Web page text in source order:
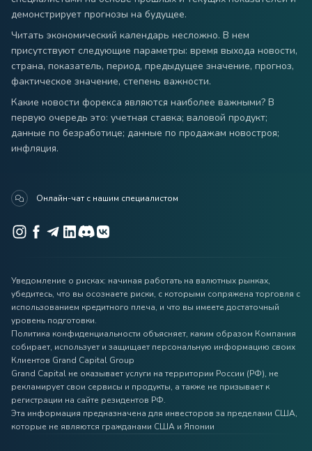
демонстрирует прогнозы на будущее.
Читать экономический календарь несложно. В нем
присутствуют следующие параметры: время выхода новости,
страна, показатель, период, предыдущее значение, прогноз,
фактическое значение, степень важности.
Какие новости форекса являются наиболее важными? В
первую очередь это: учетная ставка; валовой продукт;
данные по безработице; данные по продажам новостроя;
инфляция.
Онлайн-чат с нашим специалистом
Уведомление о рисках: начиная работать на валютных рынках,
убедитесь, что вы осознаете риски, с которыми сопряжена торговля с
использованием кредитного плеча, и что вы имеете достаточный
уровень подготовки.
Политика конфиденциальности объясняет, каким образом Компания
собирает, использует и защищает персональную информацию своих
Клиентов Grand Capital Group
Grand Capital не оказывает услуги на территории России (РФ), не
рекламирует свои сервисы и продукты, а также не призывает к
регистрации на сайте резидентов РФ.
Эта информация предназначена для инвесторов за пределами США,
которые не являются гражданами США и Японии